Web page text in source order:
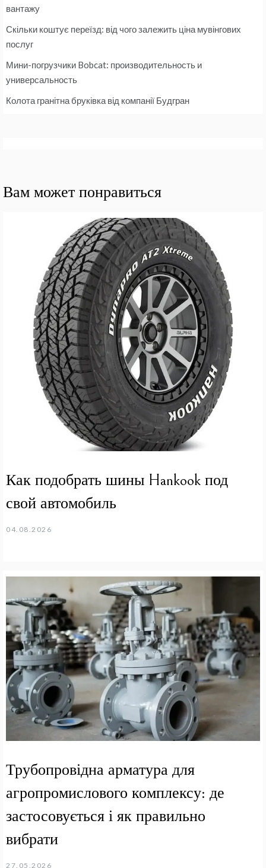
вантажу
Скільки коштує переїзд: від чого залежить ціна мувінгових
послуг
Мини-погрузчики Bobcat: производительность и
универсальность
Колота гранітна бруківка від компанії Будгран
Вам может понравиться
Как подобрать шины Hankook под
свой автомобиль
04.08.2026
Трубопровідна арматура для
агропромислового комплексу: де
застосовується і як правильно
вибрати
27.05.2026